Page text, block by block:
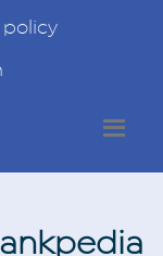
policy